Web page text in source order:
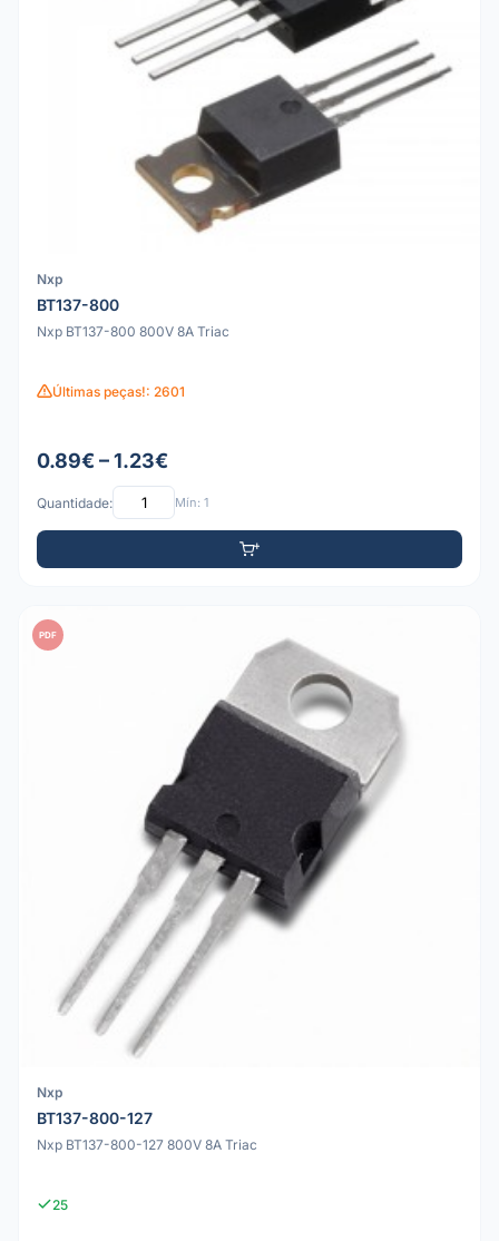
Nxp
BT137-800
Nxp BT137-800 800V 8A Triac
Últimas peças!: 2601
0.89€ – 1.23€
Quantidade: Mín: 1
PDF
Nxp
BT137-800-127
Nxp BT137-800-127 800V 8A Triac
25